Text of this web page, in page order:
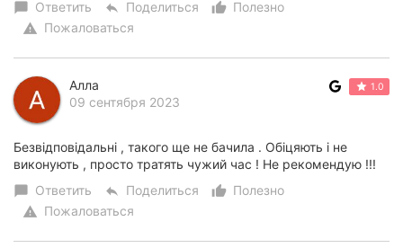
chat_bubble Ответить reply Поделиться thumb_up_alt
Полезно
warning Пожаловаться
Алла
09 сентября 2023
1.0
Безвідповідальні , такого ще не бачила . Обіцяють і не
виконують , просто тратять чужий час ! Не рекомендую !!!
chat_bubble Ответить reply Поделиться thumb_up_alt
Полезно
warning Пожаловаться